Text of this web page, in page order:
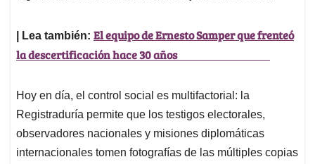
| Lea también: El equipo de Ernesto Samper que frenteó
la descertificación hace 30 años
Hoy en día, el control social es multifactorial: la
Registraduría permite que los testigos electorales,
observadores nacionales y misiones diplomáticas
internacionales tomen fotografías de las múltiples copias